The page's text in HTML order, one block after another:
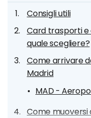
Consigli utili
Card trasporti e
quale scegliere?
Come arrivare
Madrid
MAD -
Come muoversi